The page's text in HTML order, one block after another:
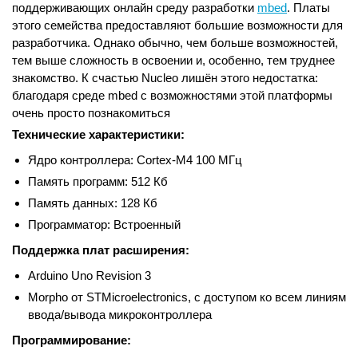
поддерживающих онлайн среду разработки mbed. Платы
этого семейства предоставляют большие возможности для
разработчика. Однако обычно, чем больше возможностей,
тем выше сложность в освоении и, особенно, тем труднее
знакомство. К счастью Nucleo лишён этого недостатка:
благодаря среде mbed с возможностями этой платформы
очень просто познакомиться
Технические характеристики:
Ядро контроллера: Cortex-M4 100 МГц
Память программ: 512 Кб
Память данных: 128 Кб
Программатор: Встроенный
Поддержка плат расширения:
Arduino Uno Revision 3
Morpho от STMicroelectronics, с доступом ко всем линиям
ввода/вывода микроконтроллера
Программирование: